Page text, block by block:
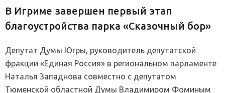
В Игриме завершен первый этап
благоустройства парка «Сказочный бор»
Депутат Думы Югры, руководитель депутатской
фракции «Единая Россия» в региональном парламенте
Наталья Западнова совместно с депутатом
Тюменской областной Думы Владимиром Фоминым